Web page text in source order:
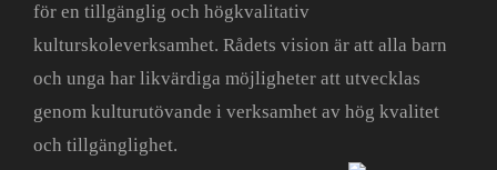
för en tillgänglig och högkvalitativ
kulturskoleverksamhet. Rådets vision är att alla barn
och unga har likvärdiga möjligheter att utvecklas
genom kulturutövande i verksamhet av hög kvalitet
och tillgänglighet.